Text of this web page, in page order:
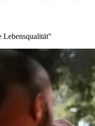
Lebensqualität"